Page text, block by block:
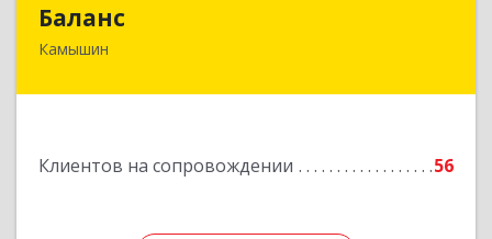
Баланс
Камышин
Клиентов на сопровождении 56
403876, Волгоградская обл, г.о. город Камышин,